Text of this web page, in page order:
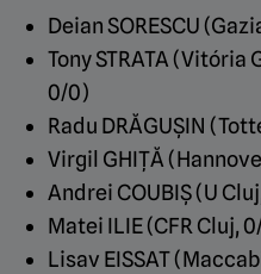
Deian SORESCU
Tony STRATA
0/0)
Radu DRĂGUȘIN
Virgil GHIȚĂ
Andrei COUBIȘ (U
Matei ILIE (CFR Cluj,
Lisav EISSAT